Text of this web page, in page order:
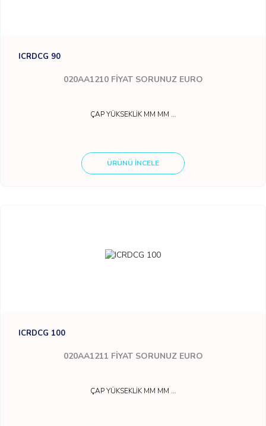
ICRDCG 90
020AA1210 FİYAT SORUNUZ EURO
ÇAP YÜKSEKLİK MM MM ...
ÜRÜNÜ İNCELE
ICRDCG 100
020AA1211 FİYAT SORUNUZ EURO
ÇAP YÜKSEKLİK MM MM ...